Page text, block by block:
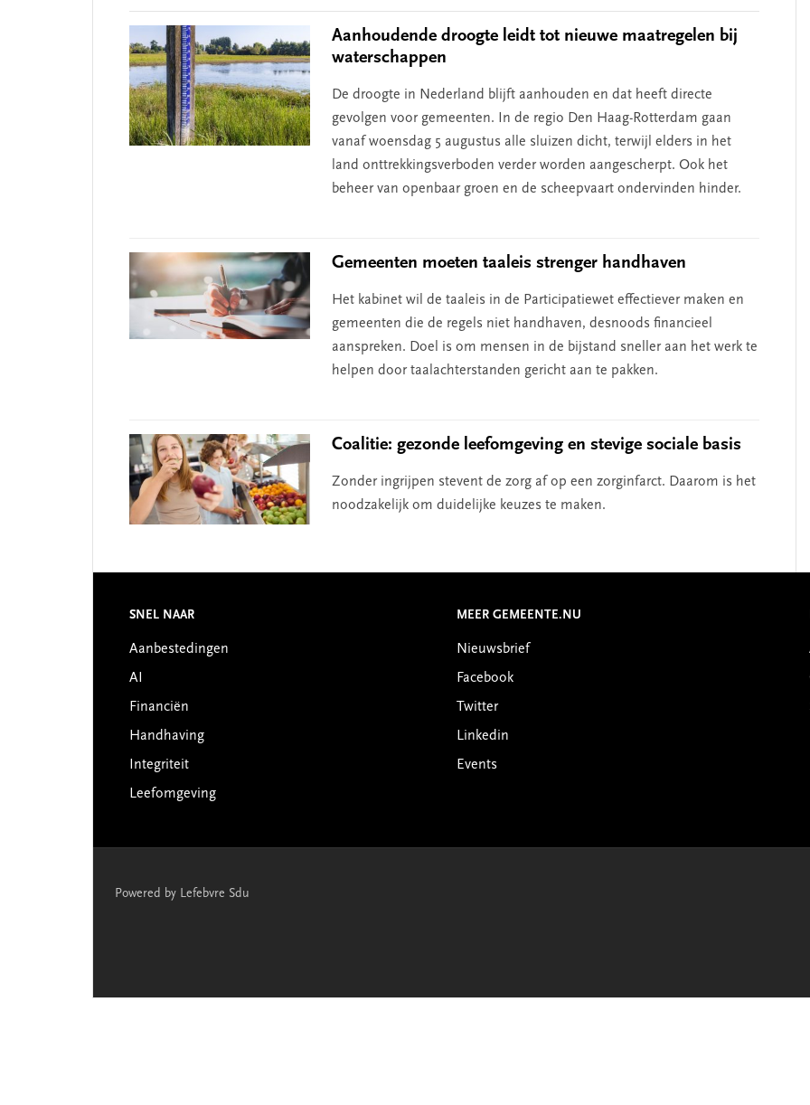
Aanhoudende droogte leidt tot nieuwe maatregelen bij
waterschappen
De droogte in Nederland blijft aanhouden en dat heeft directe
gevolgen voor gemeenten. In de regio Den Haag-Rotterdam gaan
vanaf woensdag 5 augustus alle sluizen dicht, terwijl elders in het
land onttrekkingsverboden verder worden aangescherpt. Ook het
beheer van openbaar groen en de scheepvaart ondervinden hinder.
Gemeenten moeten taaleis strenger handhaven
Het kabinet wil de taaleis in de Participatiewet effectiever maken en
gemeenten die de regels niet handhaven, desnoods financieel
aanspreken. Doel is om mensen in de bijstand sneller aan het werk te
helpen door taalachterstanden gericht aan te pakken.
Coalitie: gezonde leefomgeving en stevige sociale basis
Zonder ingrijpen stevent de zorg af op een zorginfarct. Daarom is het
noodzakelijk om duidelijke keuzes te maken.
Footer
SNEL NAAR
Aanbestedingen
AI
Financiën
Handhaving
Integriteit
Leefomgeving
MEER GEMEENTE.NU
Nieuwsbrief
Facebook
Twitter
Linkedin
Events
Powered by Lefebvre Sdu